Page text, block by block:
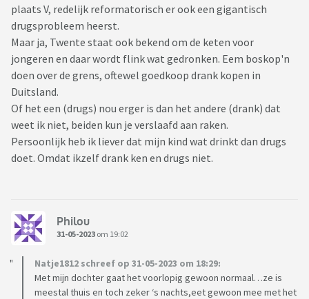
plaats V, redelijk reformatorisch er ook een gigantisch
drugsprobleem heerst.
Maar ja, Twente staat ook bekend om de keten voor
jongeren en daar wordt flink wat gedronken. Eem boskop'n
doen over de grens, oftewel goedkoop drank kopen in
Duitsland.
Of het een (drugs) nou erger is dan het andere (drank) dat
weet ik niet, beiden kun je verslaafd aan raken.
Persoonlijk heb ik liever dat mijn kind wat drinkt dan drugs
doet. Omdat ikzelf drank ken en drugs niet.
Philou
31-05-2023 om 19:02
Natje1812 schreef op 31-05-2023 om 18:29:
Met mijn dochter gaat het voorlopig gewoon normaal…ze is
meestal thuis en toch zeker ‘s nachts,eet gewoon mee met het